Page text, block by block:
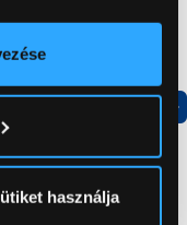
annak konkrét
Részletek
visszavonhatja a
használja
N619EAXL4